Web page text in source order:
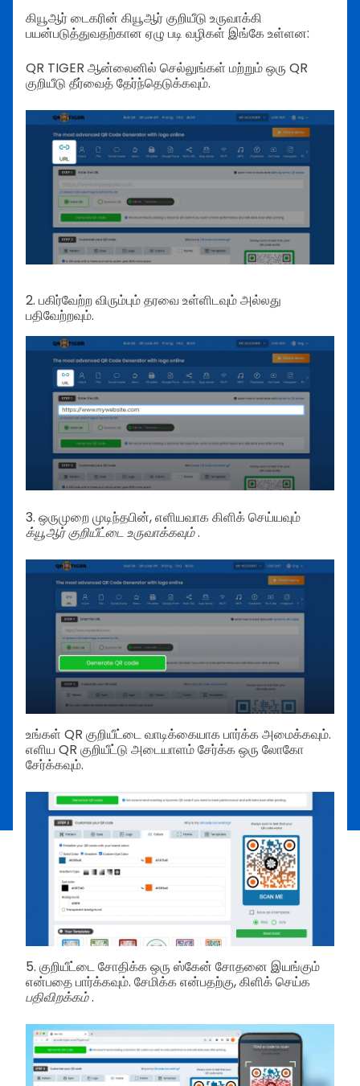
கியூஆர் டைகரின் கியூஆர் குறியீடு உருவாக்கி
பயன்படுத்துவதற்கான ஏழு படி வழிகள் இங்கே உள்ளன:
QR TIGER ஆன்லைனில் செல்லுங்கள் மற்றும் ஒரு QR
குறியீடு தீர்வைத் தேர்ந்தெடுக்கவும்.
2. பகிர்வேற்ற விரும்பும் தரவை உள்ளிடவும் அல்லது
பதிவேற்றவும்.
3. ஒருமுறை முடிந்தபின், எளியவாக கிளிக் செய்யவும்
க்யூஆர் குறியீட்டை உருவாக்கவும்.
உங்கள் QR குறியீட்டை வாடிக்கையாக பார்க்க அமைக்கவும்.
எளிய QR குறியீட்டு அடையாளம் சேர்க்க ஒரு லோகோ
சேர்க்கவும்.
5. குறியீட்டை சோதிக்க ஒரு ஸ்கேன் சோதனை இயங்கும்
என்பதை பார்க்கவும். சேமிக்க என்பதற்கு, கிளிக் செய்க
பதிவிறக்கம்.